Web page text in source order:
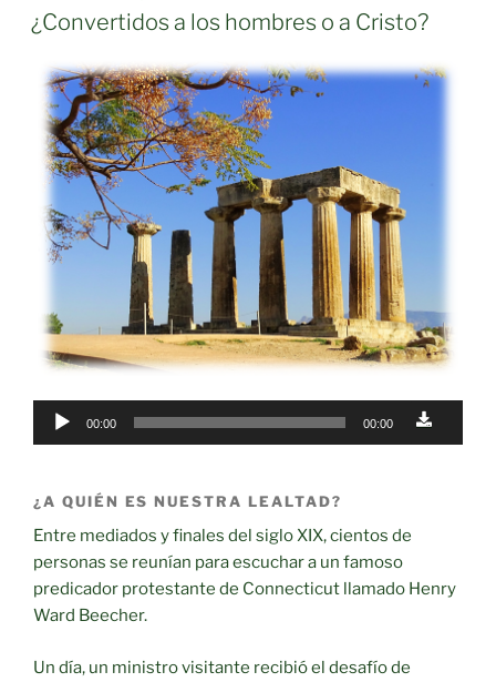
ON
¿Convertidos a los hombres o a Cristo?
Audio
00:00 00:00
¿A QUIÉN ES NUESTRA LEALTAD?
Entre mediados y finales del siglo XIX, cientos de
personas se reunían para escuchar a un famoso
predicador protestante de Connecticut llamado Henry
Ward Beecher.
Un día, un ministro visitante recibió el desafío de